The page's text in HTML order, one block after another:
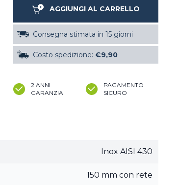
AGGIUNGI AL CARRELLO
Consegna stimata in 15 giorni
Costo spedizione: €9,90
2 ANNI
GARANZIA
PAGAMENTO
SICURO
Inox AISI 430
150 mm con rete